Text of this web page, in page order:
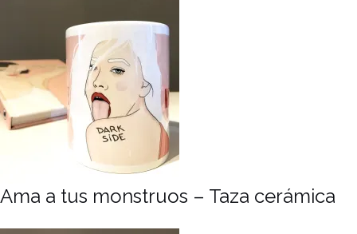
Ama a tus monstruos – Taza cerámica